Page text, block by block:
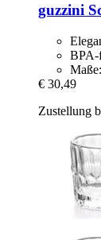
guzzini
BPA-
€ 30,49
Zustellung